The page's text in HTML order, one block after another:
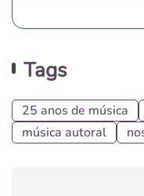
Tags
25 anos de música
música autoral